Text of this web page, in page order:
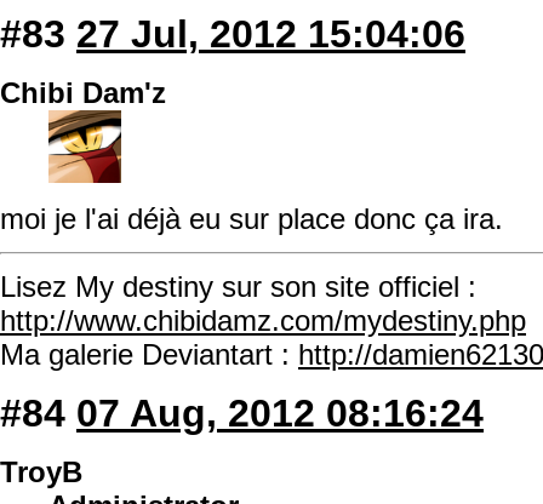
#83 27 Jul, 2012 15:04:06
Chibi Dam'z
moi je l'ai déjà eu sur place donc ça ira.
Lisez My destiny sur son site officiel :
http://www.chibidamz.com/mydestiny.php
Ma galerie Deviantart : http://
#84 07 Aug, 2012 08:16:24
TroyB